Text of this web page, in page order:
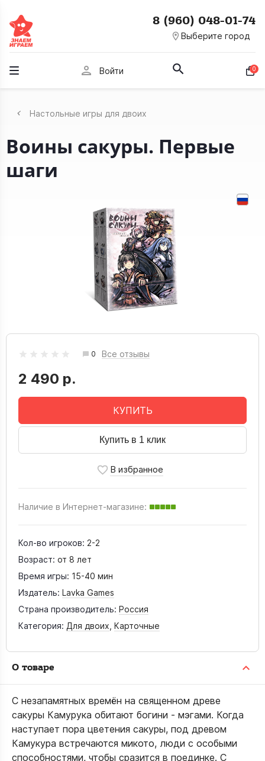
room Выберите город
8 (960) 048-01-74
person Войти 0
Настольные игры для двоих
Воины сакуры. Первые
шаги
0 Все отзывы
2 490 р.
КУПИТЬ
Купить в 1 клик
Наличие в Интернет-магазине:
Кол-во игроков: 2-2
Возраст: от 8 лет
Время игры: 15-40 мин
Издатель: Lavka Games
Страна производитель: Россия
Категория: Для двоих Карточные
О товаре
С незапамятных времён на священном древе
сакуры Камурука обитают богини - мэгами. Когда
наступает пора цветения сакуры, под древом
Камукура встречаются микото, люди с особыми
способностями, чтобы сразится в поединке. С